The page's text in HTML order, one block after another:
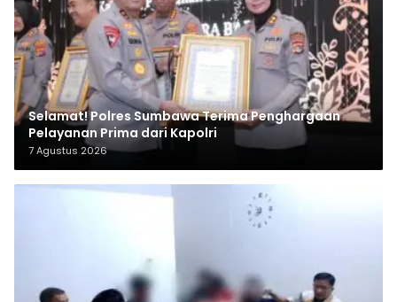
Selamat! Polres Sumbawa Terima Penghargaan
Pelayanan Prima dari Kapolri
7 Agustus 2026